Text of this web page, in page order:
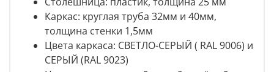
Каркас: круглая труба 32мм и 40мм,
толщина стенки 1,5мм
Цвета каркаса: СВЕТЛО-СЕРЫЙ ( RAL 9006) и
СЕРЫЙ (RAL 9023)